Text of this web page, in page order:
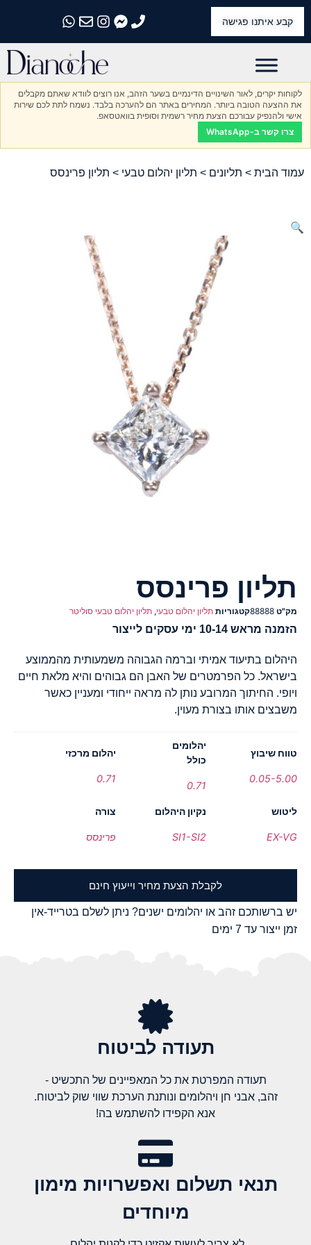
קבע איתנו פגישה
התקשרו אלינו
התקשרו אלינו
התקשרו אלינו
התקשרו אלינו
התקשרו אלינו
לקוחות יקרים, לאור השינויים הדינמיים בשער הזהב, אנו רוצים לוודא שאתם מקבלים
את ההצעה הטובה ביותר. המחירים באתר הם להערכה בלבד. נשמח לתת לכם שירות
אישי ולהנפיק עבורכם הצעת מחיר רשמית וסופית בוואטסאפ.
צרו קשר ב-WhatsApp
עמוד הבית > תליונים > תליון יהלום טבעי > תליון פרינסס
🔍
תליון פרינסס
מק"ט 88888קטגוריות תליון יהלום טבעי, תליון יהלום טבעי סוליטר
הזמנה מראש 10-14 ימי עסקים לייצור
היהלום בתיעוד אמיתי וברמה הגבוהה משמעותית מהממוצע
בישראל. כל הפרמטרים של האבן הם גבוהים והיא מלאת חיים
ויופי. החיתוך המרובע נותן לה מראה ייחודי ומעניין כאשר
משבצים אותו בצורת מעוין.
טווח שיבוץ
0.05-5.00
יהלומים
כולל
0.71
יהלום מרכזי
0.71
ליטוש
EX-VG
נקיון היהלום
SI1-SI2
צורה
פרינסס
לקבלת הצעת מחיר וייעוץ חינם
יש ברשותכם זהב או יהלומים ישנים? ניתן לשלם בטרייד-אין
זמן ייצור עד 7 ימים
תעודה לביטוח
תעודה המפרטת את כל המאפיינים של התכשיט -
זהב, אבני חן ויהלומים ונותנת הערכת שווי שוק לביטוח.
אנא הקפידו להשתמש בה!
תנאי תשלום ואפשרויות מימון
מיוחדים